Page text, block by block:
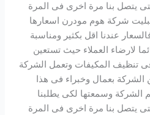
يتصل بنا مرة اخرى فى المرة
شركة هوم مودرن اسعارها
عندنا اقل بكثير ومناسبة
لارضاء العملاء حيث تستعين
تنظيف المكيفات وتعمل الشركة
بعمال وخبراء فى هذا
وسمعتها لكى يطلبنا
يتصل بنا مرة اخرى فى المرة